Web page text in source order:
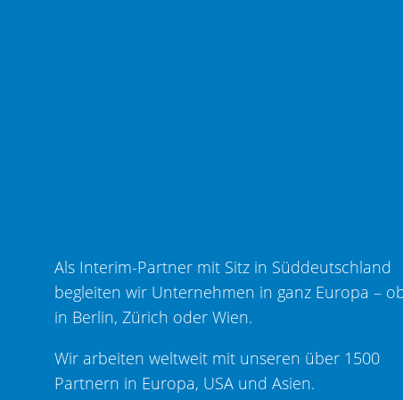
Als Interim-Partner mit Sitz in Süddeutschland
begleiten wir Unternehmen in ganz Europa –
in Berlin, Zürich oder Wien.
Wir arbeiten weltweit mit unseren über 1500
Partnern in Europa, USA und Asien.